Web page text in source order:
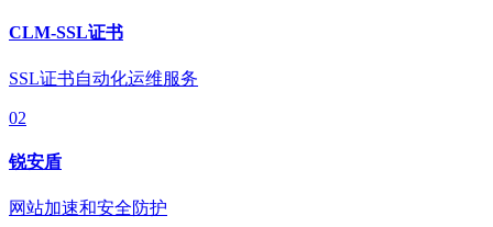
CLM-SSL证书
SSL证书自动化运维服务
02
锐安盾
网站加速和安全防护